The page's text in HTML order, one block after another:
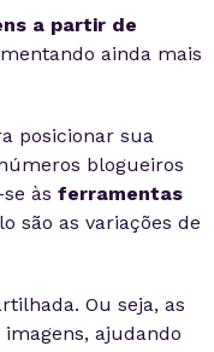
a partir de
ainda mais
posicionar sua
blogueiros
às ferramentas
são as variações de
Ou seja, as
ajudando